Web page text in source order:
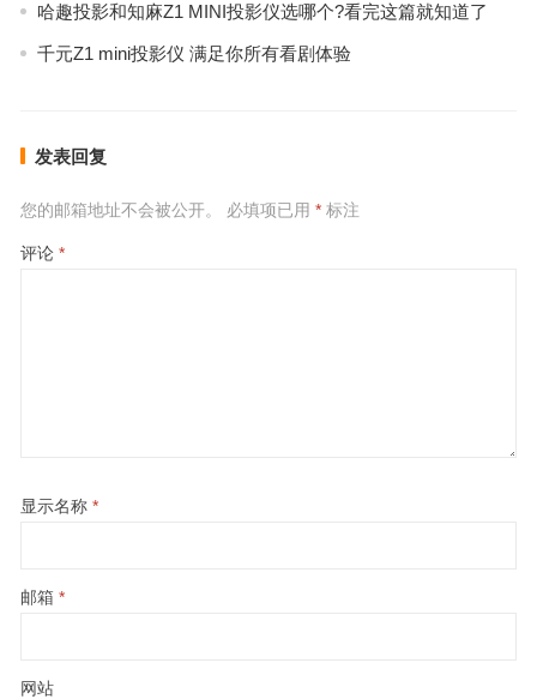
哈趣投影和知麻Z1 MINI投影仪选哪个?看完这篇就知道了
千元Z1 mini投影仪 满足你所有看剧体验
发表回复
您的邮箱地址不会被公开。 必填项已用 *标注
评论 *
显示名称 *
邮箱 *
网站